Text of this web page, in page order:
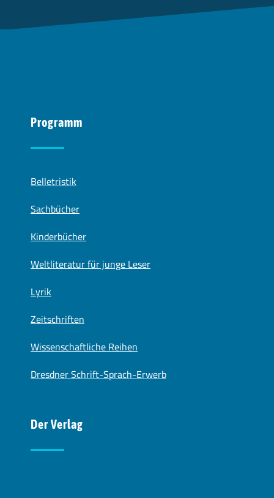
Programm
Belletristik
Sachbücher
Kinderbücher
Weltliteratur für junge Leser
Lyrik
Zeitschriften
Wissenschaftliche Reihen
Dresdner Schrift-Sprach-Erwerb
Der Verlag